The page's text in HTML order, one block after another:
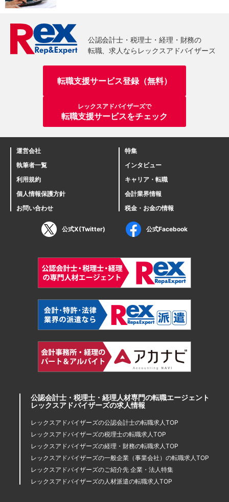
転職支援サービス登録（無料）
レックスアドバイザーズで
転職支援サービスをチェック
運営会社
執筆者一覧
利用規約
個人情報保護方針
お問い合わせ
特集
インタビュー
キャリア・転職
会計業界情報
税金・お金の情報
公式X(Twitter) 公式Facebook
公認会計士・税理士・経理人材専門の転職エージェント
レックスアドバイザーズの求人情報
レックスアドバイザーズの公認会計士の転職求人TOP
レックスアドバイザーズの税理士の転職求人TOP
レックスアドバイザーズの経理・財務の転職求人TOP
レックスアドバイザーズの一般企業（事業会社）の転職求人TOP
レックスアドバイザーズのご紹介先 企業・法人特集
レックスアドバイザーズの人材派遣の転職求人TOP